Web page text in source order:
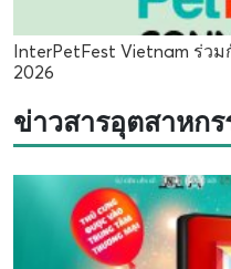
InterPetFest Vietnam ร่ว
2026
ข่าวสารอุตสาหกร